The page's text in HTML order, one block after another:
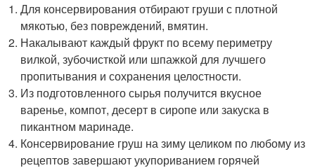
Для консервирования отбирают груши с плотной
мякотью, без повреждений, вмятин.
Накалывают каждый фрукт по всему периметру
вилкой, зубочисткой или шпажкой для лучшего
пропитывания и сохранения целостности.
Из подготовленного сырья получится вкусное
варенье, компот, десерт в сиропе или закуска в
пикантном маринаде.
Консервирование груш на зиму целиком по любому из
рецептов завершают укупориванием горячей